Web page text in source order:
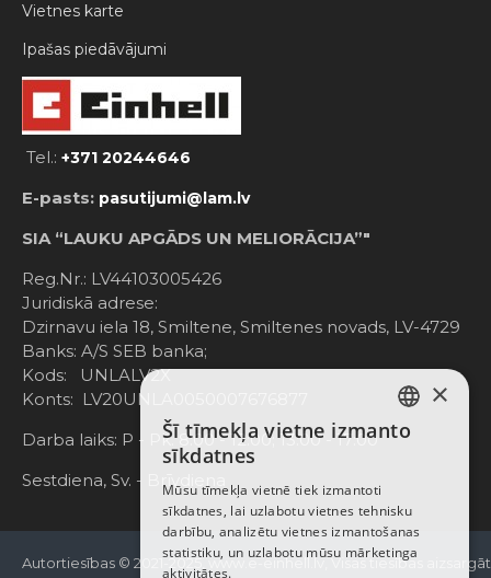
Vietnes karte
Ipašas piedāvājumi
Tel.: +371 20244646
E-pasts: pasutijumi@lam.lv
SIA “LAUKU APGĀDS UN MELIORĀCIJA”"
Reg.Nr.: LV44103005426
Juridiskā adrese:
Dzirnavu iela 18, Smiltene, Smiltenes novads, LV-4729
Banks: A/S SEB banka;
Kods: UNLALV2X
Konts: LV20UNLA0050007676877
Darba laiks: P - Pk. 8:00 - 12:00; 13:00 - 17:00
Sestdiena, Sv. - Brīvdiena
Autortiesības © 2021-2025, www.e-einhell.lv, Visas tiesības
LATVIAN
ENGLISH
×
Šī tīmekļa vietne izmanto
sīkdatnes
Mūsu tīmekļa vietnē tiek izmantoti
sīkdatnes, lai uzlabotu vietnes tehnisku
darbību, analizētu vietnes izmantošanas
statistiku, un uzlabotu mūsu mārketinga
aktivitātes.